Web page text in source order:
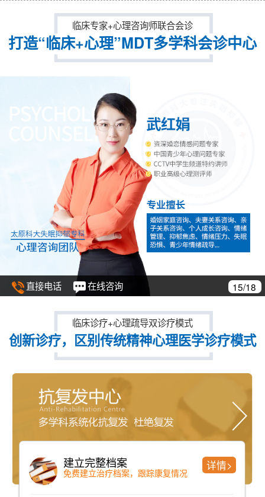
临床专家+心理咨询师联合会诊
打造“临床+心理”MDT多学科会诊中心
直接电话 在线咨询 16/18
临床诊疗+心理疏导双诊疗模式
创新诊疗，区别传统精神心理医学诊疗模式
ZY—09A型低频交变磁疗机
刺激大脑中枢，恢复脑神经递质分泌
详情>